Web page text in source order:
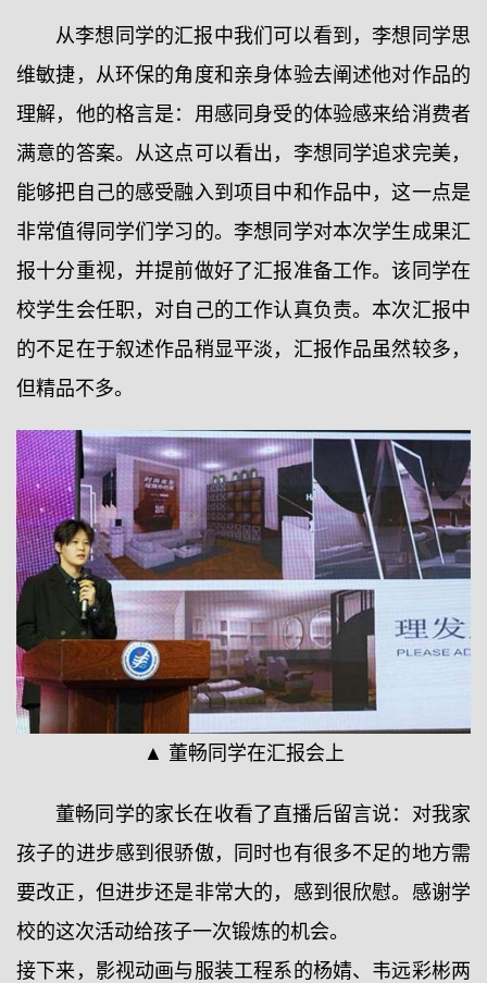
从李想同学的汇报中我们可以看到，李想同学思
维敏捷，从环保的角度和亲身体验去阐述他对作品的
理解，他的格言是：用感同身受的体验感来给消费者
满意的答案。从这点可以看出，李想同学追求完美，
能够把自己的感受融入到项目中和作品中，这一点是
非常值得同学们学习的。李想同学对本次学生成果汇
报十分重视，并提前做好了汇报准备工作。该同学在
校学生会任职，对自己的工作认真负责。本次汇报中
的不足在于叙述作品稍显平淡，汇报作品虽然较多，
但精品不多。
▲ 董畅同学在汇报会上
董畅同学的家长在收看了直播后留言说：对我家
孩子的进步感到很骄傲，同时也有很多不足的地方需
要改正，但进步还是非常大的，感到很欣慰。感谢学
校的这次活动给孩子一次锻炼的机会。
接下来，影视动画与服装工程系的杨婧、韦远彩彬两